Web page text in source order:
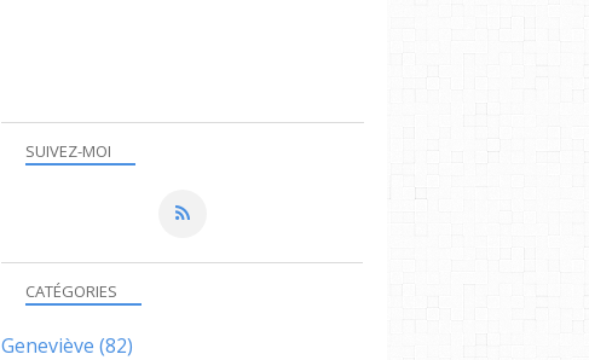
SUIVEZ-MOI
CATÉGORIES
Geneviève (82)